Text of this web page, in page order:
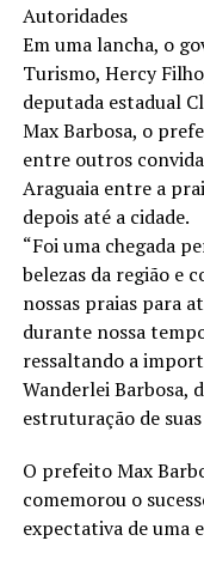
Autoridades
Em uma lancha, o
Turismo, Hercy
deputada estadual
Max Barbosa, o
entre outros
Araguaia entre a
depois até a cidade.
“Foi uma chegada
belezas da região e
nossas praias para
durante nossa
ressaltando a
Wanderlei Barbosa,
estruturação de
O prefeito Max
comemorou o
expectativa de uma